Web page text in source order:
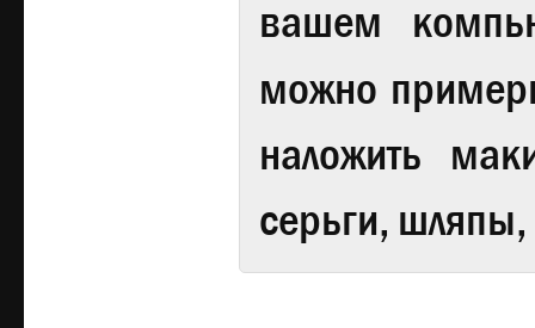
вашем
можно
наложить
серьги,